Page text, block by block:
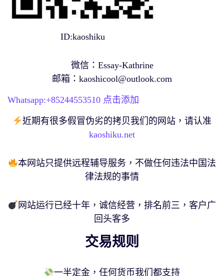
ID:kaoshiku
微信：Essay-Kathrine
邮箱： kaoshicool@outlook.com
Whatsapp:+85244553510 点击添加
近期有很多假冒伪劣的拷贝我们的网站，请认准
kaoshiku.net
本网站只提供远程辅导服务，不做任何违法中国法
律法规的事情
网站运行已经十年，诚信经营，排名前三，客户广
回头客多
交易规则
一半定金，任何货币我们都支持